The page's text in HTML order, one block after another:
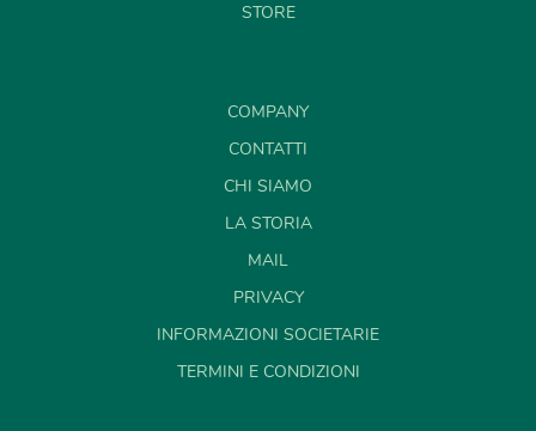
STORE
COMPANY
CONTATTI
CHI SIAMO
LA STORIA
MAIL
PRIVACY
INFORMAZIONI SOCIETARIE
TERMINI E CONDIZIONI